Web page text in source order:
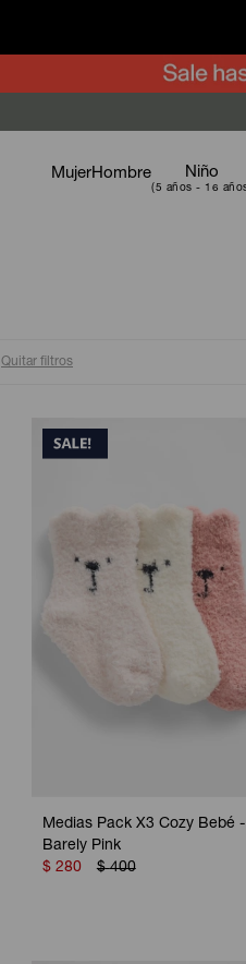
MujerHombre Niño
Quitar filtros
Medias Pack X3 Cozy Bebé -
Barely Pink
$ 280 $ 400